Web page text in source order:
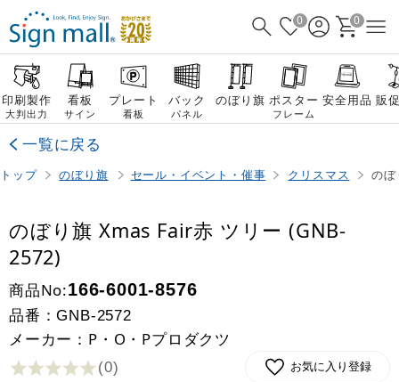
0 0
印刷製作
大判出力
看板
サイン
プレート
看板
バック
パネル
のぼり旗 ポスター
フレーム
安全用品 販
一覧に戻る
トップ のぼり旗 セール・イベント・催事 クリスマス の
のぼり旗 Xmas Fair赤 ツリー (GNB-
2572)
商品No:166-6001-8576
品番：GNB-2572
メーカー：P・O・Pプロダクツ
(0) お気に入り登録